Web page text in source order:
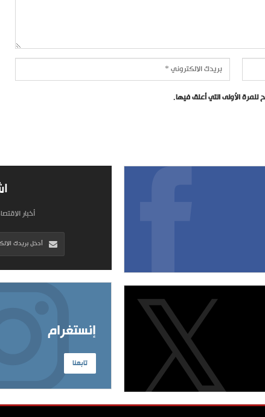
الأولى التي أعلق فيها.
أخبار
إنستغرام
تابعنا